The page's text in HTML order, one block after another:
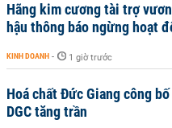
Hãng kim cương tài trợ
hậu thông báo ngừng hoạt
KINH DOANH - 1 giờ trước
Hoá chất Đức Giang công
DGC tăng trần